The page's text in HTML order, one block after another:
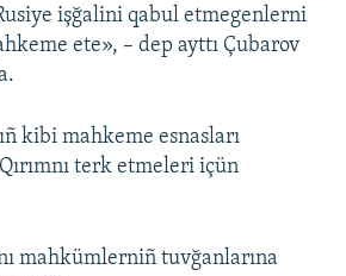
işğalini qabul etmegenlerni
ete», – dep ayttı Çubarov
kibi mahkeme esnasları
terk etmeleri içün
mahkümlerniñ tuvğanlarına